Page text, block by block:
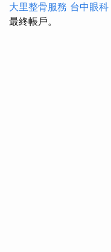
大里整骨服務 台中眼科
最終帳戶。